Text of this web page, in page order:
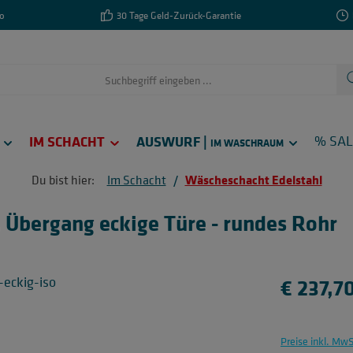
30 Tage Geld-Zurück-Garantie
IM SCHACHT AUSWURF | IM WASCHRAUM %
Du bist hier: Im Schacht / Wäscheschacht Edelstahl
eckige Türe - rundes Rohr
Regulärer
€
Preise inkl.